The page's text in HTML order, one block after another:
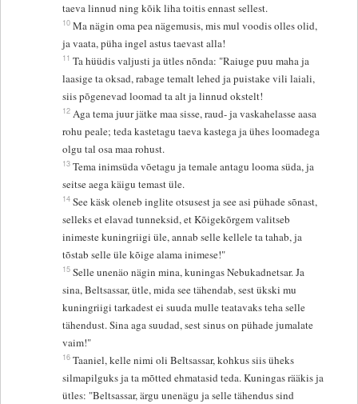
taeva linnud ning kõik liha toitis ennast sellest.
10 Ma nägin oma pea nägemusis, mis mul voodis olles olid,
ja vaata, püha ingel astus taevast alla!
11 Ta hüüdis valjusti ja ütles nõnda: "Raiuge puu maha ja
laasige ta oksad, rabage temalt lehed ja puistake vili laiali,
siis põgenevad loomad ta alt ja linnud okstelt!
12 Aga tema juur jätke maa sisse, raud- ja vaskahelasse aasa
rohu peale; teda kastetagu taeva kastega ja ühes loomadega
olgu tal osa maa rohust.
13 Tema inimsüda võetagu ja temale antagu looma süda, ja
seitse aega käigu temast üle.
14 See käsk oleneb inglite otsusest ja see asi pühade sõnast,
selleks et elavad tunneksid, et Kõigekõrgem valitseb
inimeste kuningriigi üle, annab selle kellele ta tahab, ja
tõstab selle üle kõige alama inimese!"
15 Selle unenäo nägin mina, kuningas Nebukadnetsar. Ja
sina, Beltsassar, ütle, mida see tähendab, sest ükski mu
kuningriigi tarkadest ei suuda mulle teatavaks teha selle
tähendust. Sina aga suudad, sest sinus on pühade jumalate
vaim!"
16 Taaniel, kelle nimi oli Beltsassar, kohkus siis üheks
silmapilguks ja ta mõtted ehmatasid teda. Kuningas rääkis ja
ütles: "Beltsassar, ärgu unenägu ja selle tähendus sind